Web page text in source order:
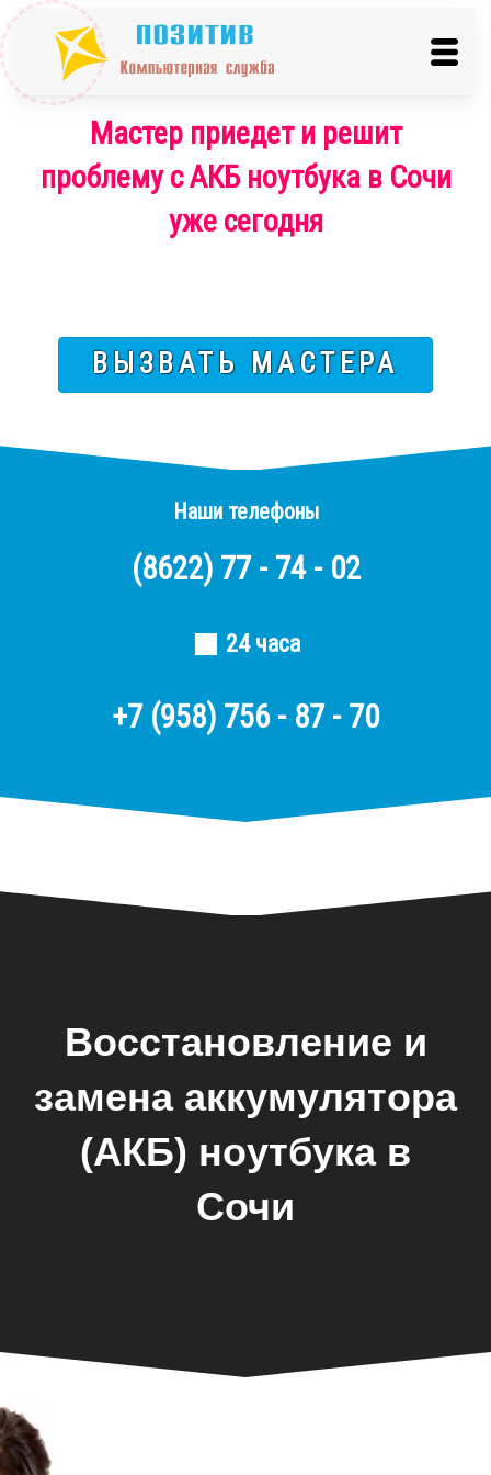
Мастер приедет и решит
проблему с АКБ ноутбука в Сочи
уже сегодня
ВЫЗВАТЬ МАСТЕРА
Наши телефоны
(8622) 77 - 74 - 02
24 часа
+7 (958) 756 - 87 - 70
Восстановление и
замена аккумулятора
(АКБ) ноутбука в
Сочи